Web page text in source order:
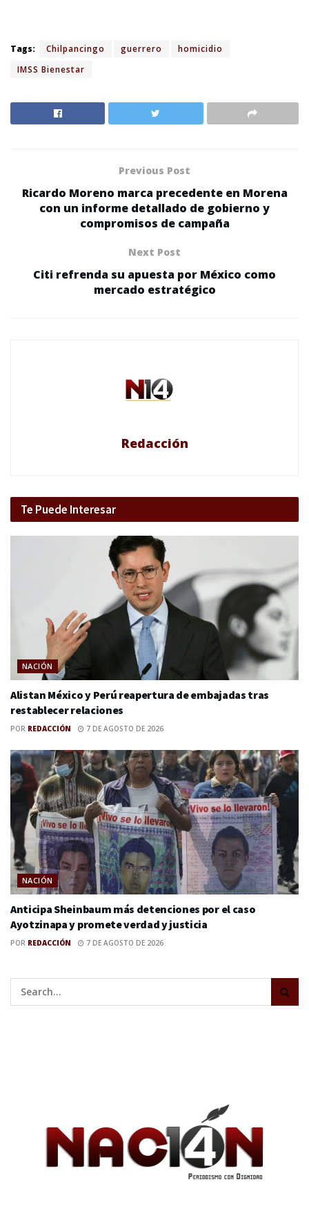
Tags: Chilpancingo guerrero
homicidio
IMSS Bienestar
Previous Post
Ricardo Moreno marca precedente en Morena
con un informe detallado de gobierno y
compromisos de campaña
Next Post
Citi refrenda su apuesta por México como
mercado estratégico
Redacción
Te Puede Interesar
NACIÓN
Alistan México y Perú reapertura de embajadas tras
restablecer relaciones
POR REDACCIÓN 7 DE AGOSTO DE 2026
NACIÓN
Anticipa Sheinbaum más detenciones por el caso
Ayotzinapa y promete verdad y justicia
POR REDACCIÓN 7 DE AGOSTO DE 2026